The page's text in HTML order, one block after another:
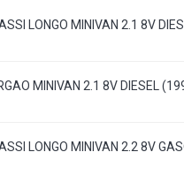
LONGO MINIVAN 2.1 8V
MINIVAN 2.1 8V DIESEL
LONGO MINIVAN 2.2 8V